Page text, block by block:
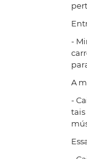
-
A
-
tais